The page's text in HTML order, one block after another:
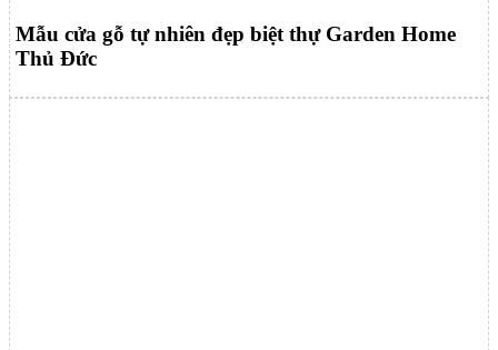
Mẫu cửa gỗ tự nhiên đẹp biệt thự Garden Home
Thủ Đức